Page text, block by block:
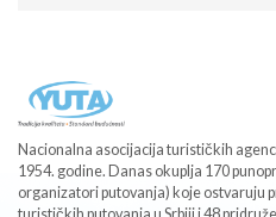
Nacionalna asocijacija turističkih
1954. godine. Danas okuplja 170
organizatori putovanja) koje ostvaruju